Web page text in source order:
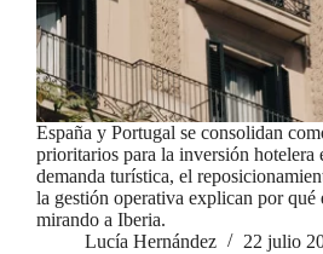
España y Portugal se consolidan
prioritarios para la inversión hotelera
demanda turística, el
la gestión operativa explican por qué
mirando a Iberia.
Lucía Hernández
22 julio